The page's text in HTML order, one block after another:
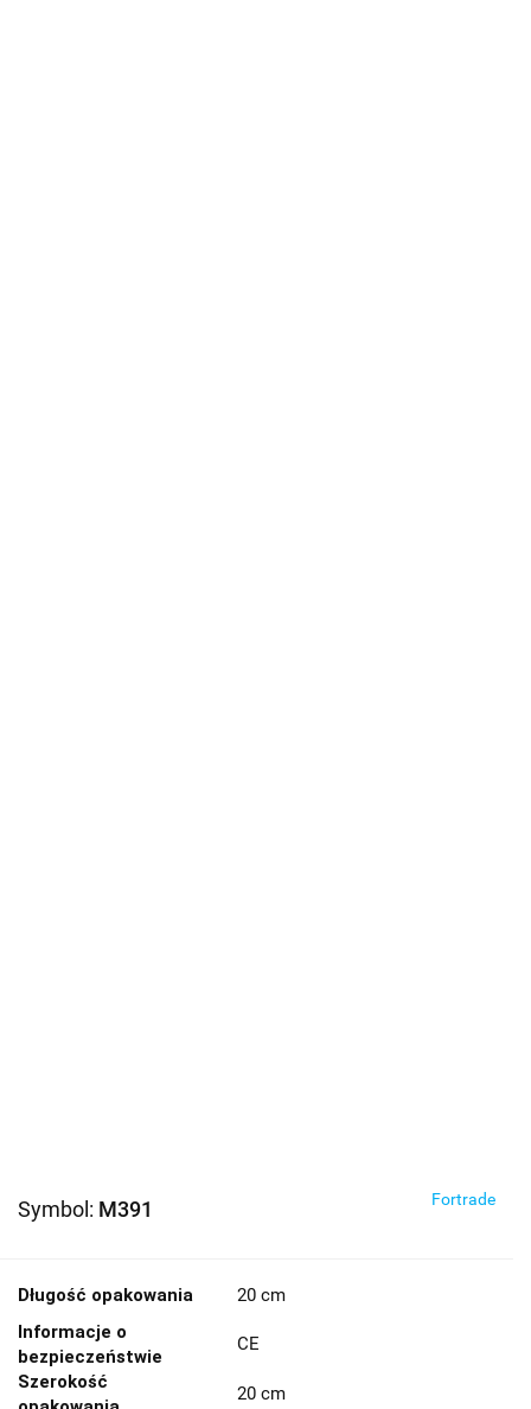
Symbol: M391 Fortrade
Długość opakowania
20 cm
Informacje o
bezpieczeństwie
CE
Szerokość
20 cm